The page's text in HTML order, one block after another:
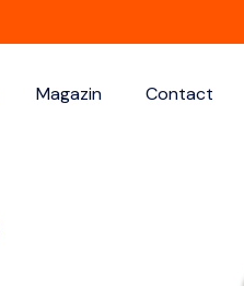
Magazin Contact